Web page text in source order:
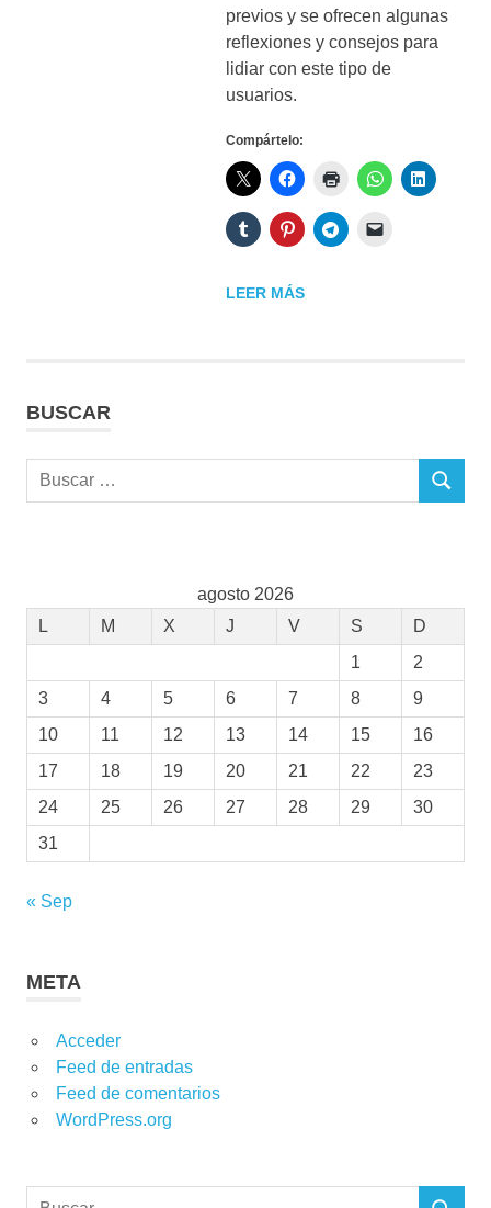
previos y se ofrecen algunas
reflexiones y consejos para
lidiar con este tipo de
usuarios.
Compártelo:
LEER MÁS
BUSCAR
Buscar:
BUSCAR
agosto 2026
L
M X J V S
D
1
2
3
4 5 6 7 8
9
10
11 12 13 14 15
16
17
18 19 20 21 22
23
24
25 26 27 28 29
30
31
« Sep
META
Acceder
Feed de entradas
Feed de comentarios
WordPress.org
Buscar: